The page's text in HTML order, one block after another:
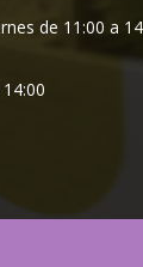
de 11:00 a